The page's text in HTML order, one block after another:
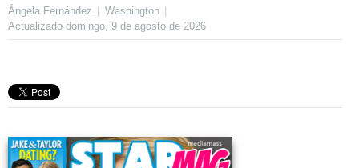
Ángela Fernández
Washington
Actualizado domingo, 9 de agosto de 2026